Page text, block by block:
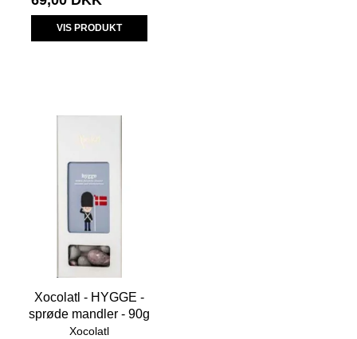
VIS PRODUKT
Xocolatl - HYGGE -
sprøde mandler - 90g
Xocolatl